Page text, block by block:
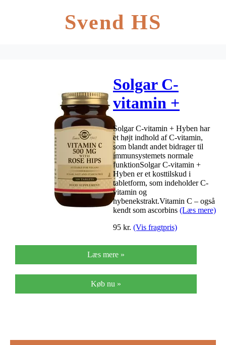
Svend HS
Solgar C-
vitamin +
Hyben 500 mg
– 100 tabl
Solgar C-vitamin + Hyben har
et højt indhold af C-vitamin,
som blandt andet bidrager til
immunsystemets normale
funktionSolgar C-vitamin +
Hyben er et kosttilskud i
tabletform, som indeholder C-
vitamin og
hybenekstrakt.Vitamin C – også
kendt som ascorbins (Læs mere)
95 kr. (Vis fragtpris)
Læs mere »
Køb nu »